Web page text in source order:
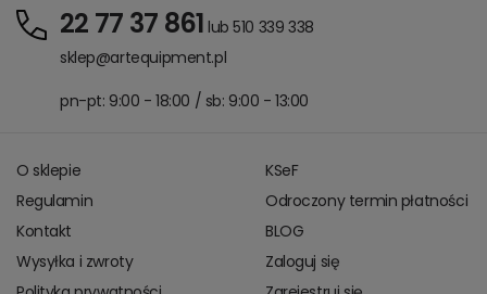
22 77 37 861 lub 510 339 338
sklep@artequipment.pl
pn-pt: 9:00 - 18:00 / sb: 9:00 - 13:00
O sklepie
Regulamin
Kontakt
Wysyłka i zwroty
KSeF
Odroczony termin płatności
BLOG
Zaloguj się